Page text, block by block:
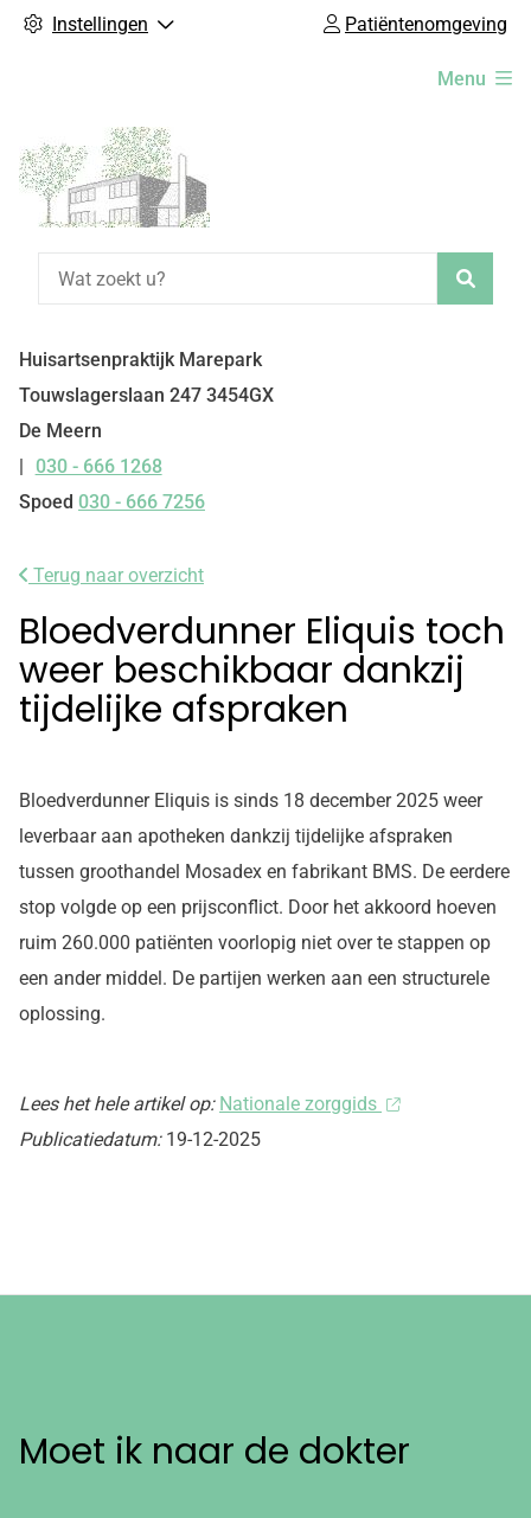
Instellingen Patiëntenomgeving
Menu
Huisartsenpraktijk Marepark
Touwslagerslaan 247 3454GX
De Meern
Tel:
030 - 666 1268
Spoed 030 - 666 7256
Terug naar overzicht
Bloedverdunner Eliquis toch
weer beschikbaar dankzij
tijdelijke afspraken
Bloedverdunner Eliquis is sinds 18 december 2025 weer
leverbaar aan apotheken dankzij tijdelijke afspraken
tussen groothandel Mosadex en fabrikant BMS. De eerdere
stop volgde op een prijsconflict. Door het akkoord hoeven
ruim 260.000 patiënten voorlopig niet over te stappen op
een ander middel. De partijen werken aan een structurele
oplossing.
Lees het hele artikel op: Nationale zorggids
Publicatiedatum: 19-12-2025
Moet ik naar de dokter